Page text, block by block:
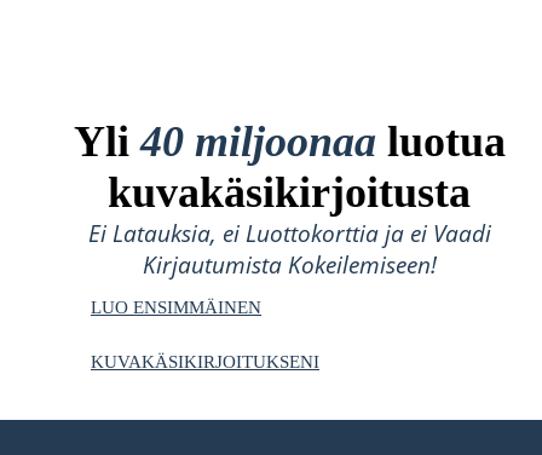
Yli40 miljoonaa luotua
kuvakäsikirjoitusta
Ei Latauksia, ei Luottokorttia ja ei Vaadi
Kirjautumista Kokeilemiseen!
LUO ENSIMMÄINEN
KUVAKÄSIKIRJOITUKSENI